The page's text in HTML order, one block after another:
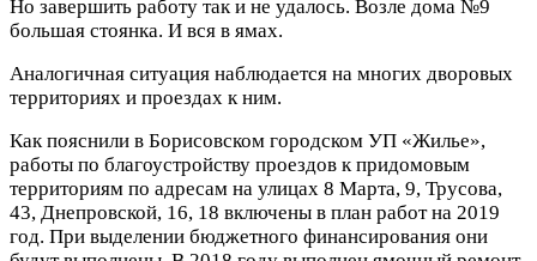
Но завершить работу так и не удалось. Возле дома №9
большая стоянка. И вся в ямах.
Аналогичная ситуация наблюдается на многих дворовых
территориях и проездах к ним.
Как пояснили в Борисовском городском УП «Жилье»,
работы по благоустройству проездов к придомовым
территориям по адресам на улицах 8 Марта, 9, Трусова,
43, Днепровской, 16, 18 включены в план работ на 2019
год. При выделении бюджетного финансирования они